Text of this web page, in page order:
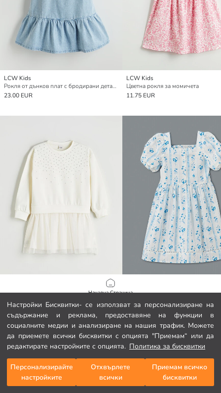
Настройки Бисквитки- се използват за персонализиране на
съдържание и реклама, предоставяне на функции в
социалните медии и анализиране на нашия трафик. Можете
да приемете всички бисквитки с опцията "Приемам“ или да
редактирате настройките с опцията. Политика за бисквитки
Персонализирайте
настройките
Отхвърлете
всички
Приемам всичко
бисквитки
Начална Страница
Категории
Моята количка
LCW Kids
Рокля от дънков плат с бродирани детайли за момичета
23.00 EUR
LCW Kids
Цветна рокля за момичета
11.75 EUR
Рокля Туту с Кръгло Деколте и Детайли с Кристали за Момичета
10.22 EUR
Цветна дантелена рокля за
17.89 EUR